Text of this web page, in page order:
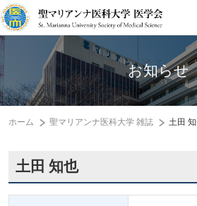
お知らせ
ホーム 聖マリアンナ医科大学 雑誌 土田
土田 知也